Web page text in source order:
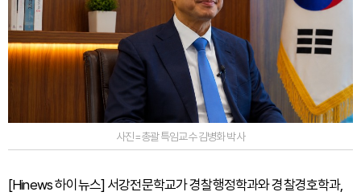
사진=총괄 특임교수 김병화 박사
[Hinews 하이뉴스] 서강전문학교가 경찰행정학과와 경찰경호학과,